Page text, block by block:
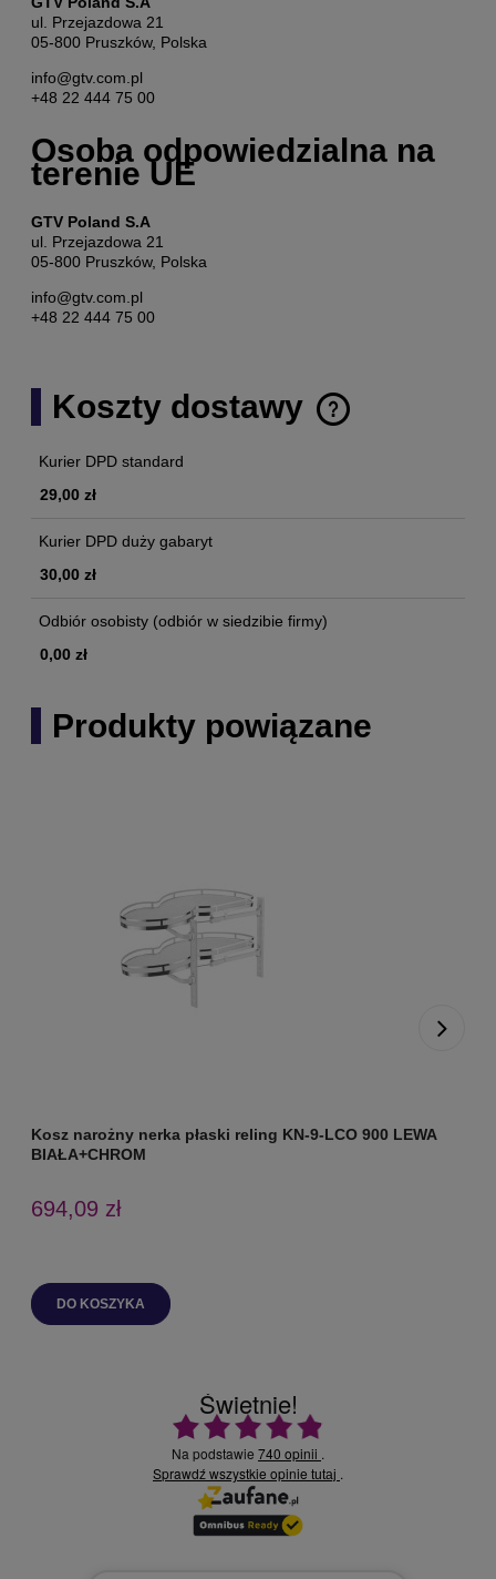
ul. Przejazdowa 21
05-800 Pruszków, Polska
info@gtv.com.pl
+48 22 444 75 00
Osoba odpowiedzialna na
terenie UE
GTV Poland S.A
ul. Przejazdowa 21
05-800 Pruszków, Polska
info@gtv.com.pl
+48 22 444 75 00
Koszty dostawy
Cena nie zawiera ewentualnych kosztów płatności
Kurier DPD standard
29,00 zł
Kurier DPD duży gabaryt
30,00 zł
Odbiór osobisty (odbiór w siedzibie firmy)
0,00 zł
Produkty powiązane
Kosz narożny nerka płaski reling KN-9-LCO 900 LEWA
BIAŁA+CHROM
694,09 zł
DO KOSZYKA
Świetnie!
Ocena średnia 4.9 na 5
Na podstawie 740 opinii .
Sprawdź wszystkie opinie tutaj .